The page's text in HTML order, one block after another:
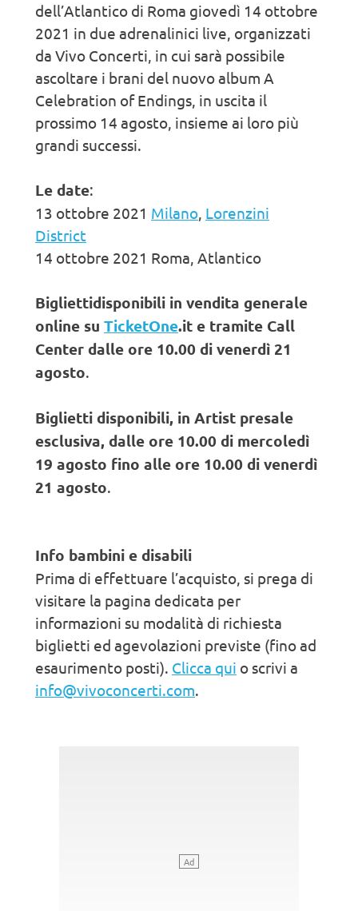
dell’Atlantico di Roma giovedì 14 ottobre
2021 in due adrenalinici live, organizzati
da Vivo Concerti, in cui sarà possibile
ascoltare i brani del nuovo album A
Celebration of Endings, in uscita il
prossimo 14 agosto, insieme ai loro più
grandi successi.
Le date:
13 ottobre 2021 Milano, Lorenzini
District
14 ottobre 2021 Roma, Atlantico
Bigliettidisponibili in vendita generale
online su TicketOne.it e tramite Call
Center dalle ore 10.00 di venerdì 21
agosto.
Biglietti disponibili, in Artist presale
esclusiva, dalle ore 10.00 di mercoledì
19 agosto fino alle ore 10.00 di venerdì
21 agosto.
Info bambini e disabili
Prima di effettuare l’acquisto, si prega di
visitare la pagina dedicata per
informazioni su modalità di richiesta
biglietti ed agevolazioni previste (fino ad
esaurimento posti). Clicca qui o scrivi a
info@vivoconcerti.com.